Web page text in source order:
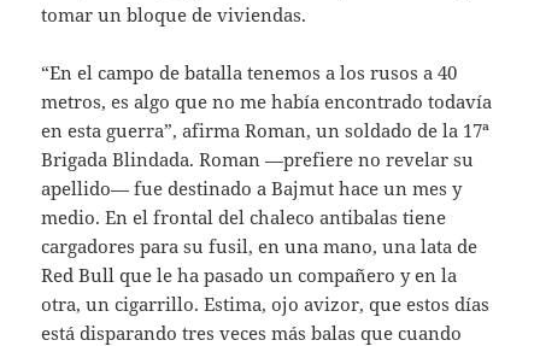
tomar un bloque de viviendas.
“En el campo de batalla tenemos a los rusos a 40
metros, es algo que no me había encontrado todavía
en esta guerra”, afirma Roman, un soldado de la 17ª
Brigada Blindada. Roman —prefiere no revelar su
apellido— fue destinado a Bajmut hace un mes y
medio. En el frontal del chaleco antibalas tiene
cargadores para su fusil, en una mano, una lata de
Red Bull que le ha pasado un compañero y en la
otra, un cigarrillo. Estima, ojo avizor, que estos días
está disparando tres veces más balas que cuando